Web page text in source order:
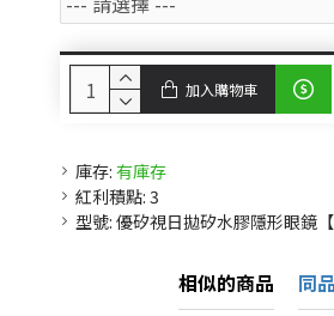
庫存: 有庫存
紅利積點: 3
型號: 優矽視日拋矽水膠隱形眼鏡
加入購物車
相似的商品 同